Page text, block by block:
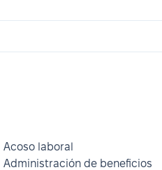
Acoso laboral
Administración de beneficios